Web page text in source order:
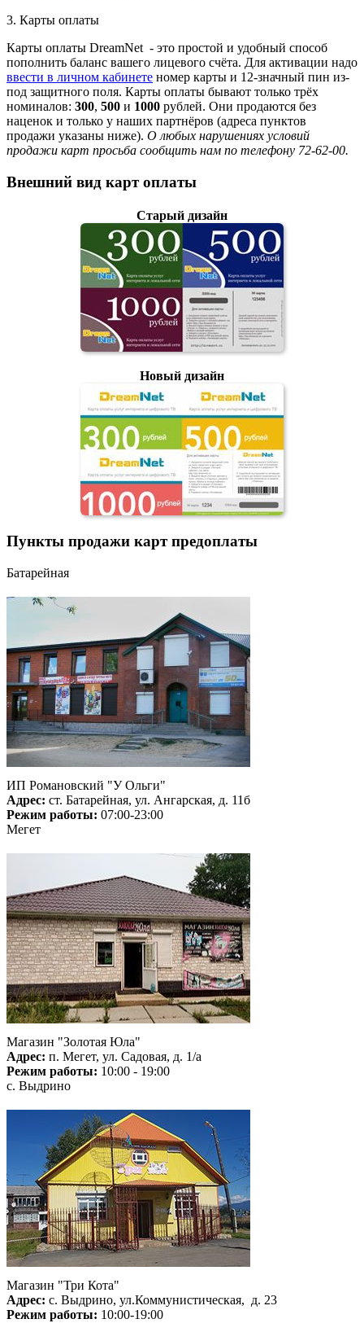
3. Карты оплаты
Карты оплаты DreamNet - это простой и удобный способ
пополнить баланс вашего лицевого счёта. Для активации надо
ввести в личном кабинете номер карты и 12-значный пин из-
под защитного поля. Карты оплаты бывают только трёх
номиналов: 300, 500 и 1000 рублей. Они продаются без
наценок и только у наших партнёров (адреса пунктов
продажи указаны ниже). О любых нарушениях условий
продажи карт просьба сообщить нам по телефону 72-62-00.
Внешний вид карт оплаты
Старый дизайн
Новый дизайн
Пункты продажи карт предоплаты
Батарейная
ИП Романовский "У Ольги"
Адрес: ст. Батарейная, ул. Ангарская, д. 11б
Режим работы: 07:00-23:00
Мегет
Магазин "Золотая Юла"
Адрес: п. Мегет, ул. Садовая, д. 1/а
Режим работы: 10:00 - 19:00
с. Выдрино
Магазин "Три Кота"
Адрес: с. Выдрино, ул.Коммунистическая, д. 23
Режим работы: 10:00-19:00